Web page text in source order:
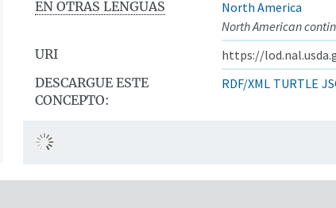
EN OTRAS LENGUAS
North America
North American
URI
https://
DESCARGUE ESTE
CONCEPTO:
RDF/XML TURTLE